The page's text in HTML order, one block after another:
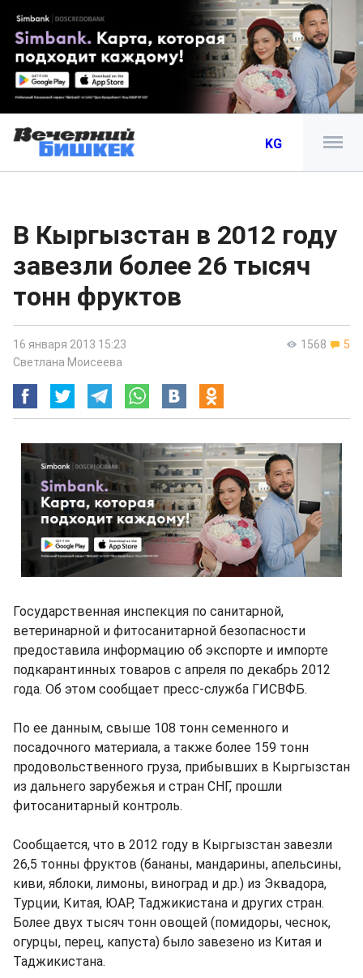
KG
В Кыргызстан в 2012 году
завезли более 26 тысяч
тонн фруктов
1568 5
16 января 2013 15:23
Светлана Моисеева
Государственная инспекция по санитарной,
ветеринарной и фитосанитарной безопасности
предоставила информацию об экспорте и импорте
подкарантинных товаров с апреля по декабрь 2012
года. Об этом сообщает пресс-служба ГИСВФБ.
По ее данным, свыше 108 тонн семенного и
посадочного материала, а также более 159 тонн
продовольственного груза, прибывших в Кыргызстан
из дальнего зарубежья и стран СНГ, прошли
фитосанитарный контроль.
Сообщается, что в 2012 году в Кыргызстан завезли
26,5 тонны фруктов (бананы, мандарины, апельсины,
киви, яблоки, лимоны, виноград и др.) из Эквадора,
Турции, Китая, ЮАР, Таджикистана и других стран.
Более двух тысяч тонн овощей (помидоры, чеснок,
огурцы, перец, капуста) было завезено из Китая и
Таджикистана.